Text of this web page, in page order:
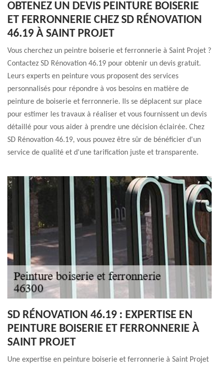
OBTENEZ UN DEVIS PEINTURE BOISERIE
ET FERRONNERIE CHEZ SD RÉNOVATION
46.19 À SAINT PROJET
Vous cherchez un peintre boiserie et ferronnerie à Saint Projet ?
Contactez SD Rénovation 46.19 pour obtenir un devis gratuit.
Leurs experts en peinture vous proposent des services
personnalisés pour répondre à vos besoins en matière de
peinture de boiserie et ferronnerie. Ils se déplacent sur place
pour estimer les travaux à réaliser et vous fournissent un devis
détaillé pour vous aider à prendre une décision éclairée. Chez
SD Rénovation 46.19, vous pouvez être sûr de bénéficier d'un
service de qualité et d'une tarification juste et transparente.
SD RÉNOVATION 46.19 : EXPERTISE EN
PEINTURE BOISERIE ET FERRONNERIE À
SAINT PROJET
Une expertise en peinture boiserie et ferronnerie à Saint Projet